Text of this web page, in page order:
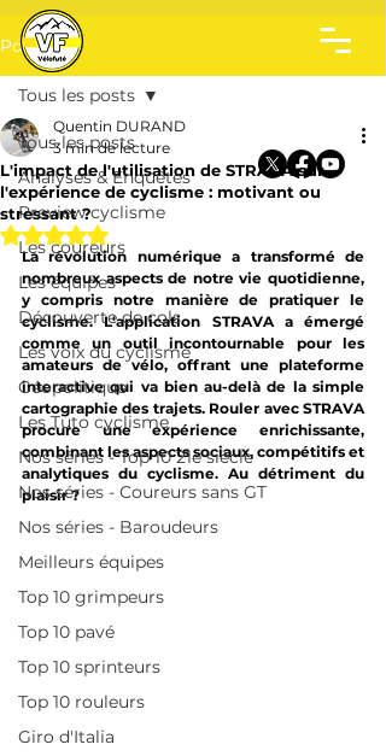
Post
Tous les posts
Analyses & Enquêtes
Preview cyclisme
Les coureurs
Les équipes
Découverte de cols
Les voix du cyclisme
Géopolitique
Les Tuto cyclisme
Nos séries - Top 10 21e siècle
Nos séries - Coureurs sans GT
Nos séries - Baroudeurs
Meilleurs équipes
Top 10 grimpeurs
Top 10 pavé
Top 10 sprinteurs
Top 10 rouleurs
Giro d'Italia
Tous les posts
L'impact de l'utilisation de STRAVA sur
l'expérience de cyclisme : motivant ou
stressant ?
Quentin DURAND
3 min de lecture
Noté NaN étoiles sur 5.
La révolution numérique a transformé de
nombreux aspects de notre vie quotidienne,
y compris notre manière de pratiquer le
cyclisme. L'application STRAVA a émergé
comme un outil incontournable pour les
amateurs de vélo, offrant une plateforme
interactive qui va bien au-delà de la simple
cartographie des trajets. Rouler avec STRAVA
procure une expérience enrichissante,
combinant les aspects sociaux, compétitifs et
analytiques du cyclisme. Au détriment du
plaisir ?